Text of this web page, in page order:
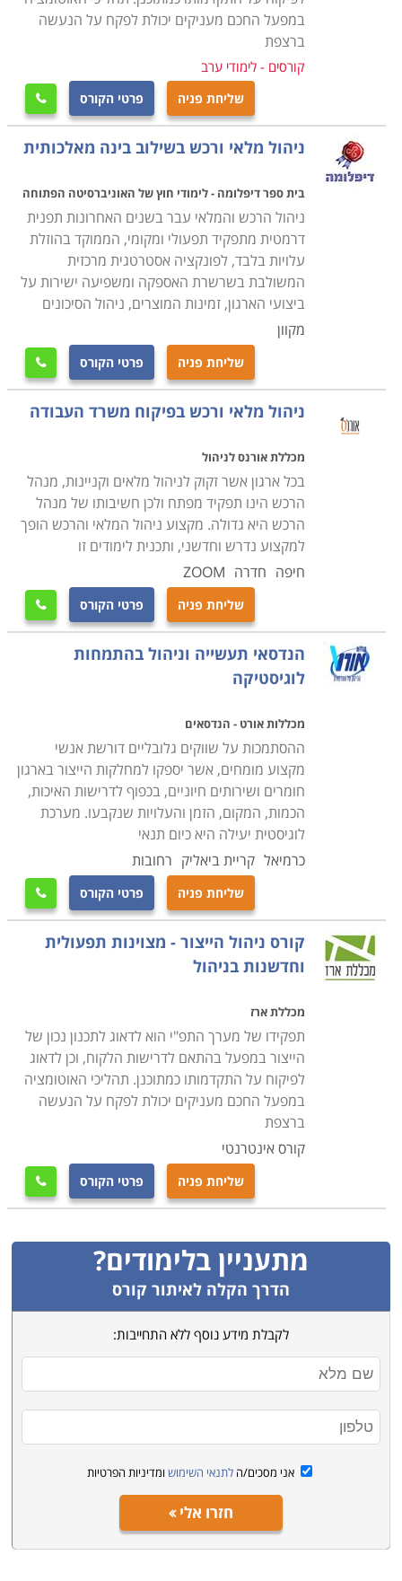
במפעל החכם מעניקים יכולת לפקח על הנעשה
ברצפת
קורסים - לימודי ערב
שליחת פניה פרטי הקורס 
ניהול מלאי ורכש בשילוב בינה מאלכותית
בית ספר דיפלומה - לימודי חוץ של האוניברסיטה הפתוחה
ניהול הרכש והמלאי עבר בשנים האחרונות תפנית
דרמטית מתפקיד תפעולי ומקומי, הממוקד בהוזלת
עלויות בלבד, לפונקציה אסטרטגית מרכזית
המשולבת בשרשרת האספקה ומשפיעה ישירות על
ביצועי הארגון, זמינות המוצרים, ניהול הסיכונים
מקוון
שליחת פניה פרטי הקורס 
ניהול מלאי ורכש בפיקוח משרד העבודה
מכללת אורנס לניהול
בכל ארגון אשר זקוק לניהול מלאים וקניינות, מנהל
הרכש הינו תפקיד מפתח ולכן חשיבותו של מנהל
הרכש היא גדולה. מקצוע ניהול המלאי והרכש הופך
למקצוע נדרש וחדשני, ותכנית לימודים זו
חיפה חדרה ZOOM
שליחת פניה פרטי הקורס 
הנדסאי תעשייה וניהול בהתמחות
לוגיסטיקה
מכללות אורט - הנדסאים
ההסתמכות על שווקים גלובליים דורשת אנשי
מקצוע מומחים, אשר יספקו למחלקות הייצור בארגון
חומרים ושירותים חיוניים, בכפוף לדרישות האיכות,
הכמות, המקום, הזמן והעלויות שנקבעו. מערכת
לוגיסטית יעילה היא כיום תנאי
כרמיאל קריית ביאליק רחובות
שליחת פניה פרטי הקורס 
קורס ניהול הייצור - מצוינות תפעולית
וחדשנות בניהול
מכללת ארז
תפקידו של מערך התפ"י הוא לדאוג לתכנון נכון של
הייצור במפעל בהתאם לדרישות הלקוח, וכן לדאוג
לפיקוח על התקדמותו כמתוכנן. תהליכי האוטומציה
במפעל החכם מעניקים יכולת לפקח על הנעשה
ברצפת
קורס אינטרנטי
שליחת פניה פרטי הקורס 
מתעניין בלימודים?
הדרך הקלה לאיתור קורס
לקבלת מידע נוסף ללא התחייבות:
אני מסכים/ה לתנאי השימוש ומדיניות הפרטיות
חזרו אלי